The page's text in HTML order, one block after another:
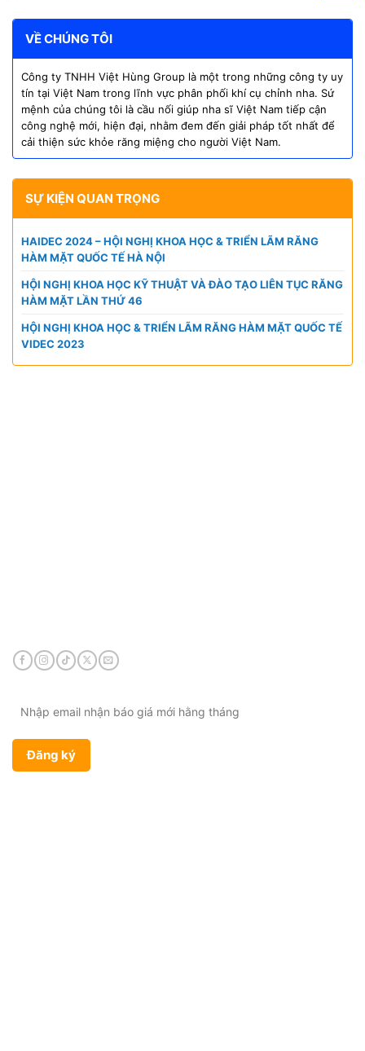
VỀ CHÚNG TÔI
Công ty TNHH Việt Hùng Group là một trong những công ty uy
tín tại Việt Nam trong lĩnh vực phân phối khí cụ chỉnh nha. Sứ
mệnh của chúng tôi là cầu nối giúp nha sĩ Việt Nam tiếp cận
công nghệ mới, hiện đại, nhằm đem đến giải pháp tốt nhất để
cải thiện sức khỏe răng miệng cho người Việt Nam.
SỰ KIỆN QUAN TRỌNG
HAIDEC 2024 – HỘI NGHỊ KHOA HỌC & TRIỂN LÃM RĂNG
HÀM MẶT QUỐC TẾ HÀ NỘI
HỘI NGHỊ KHOA HỌC KỸ THUẬT VÀ ĐÀO TẠO LIÊN TỤC RĂNG
HÀM MẶT LẦN THỨ 46
HỘI NGHỊ KHOA HỌC & TRIỂN LÃM RĂNG HÀM MẶT QUỐC TẾ
VIDEC 2023